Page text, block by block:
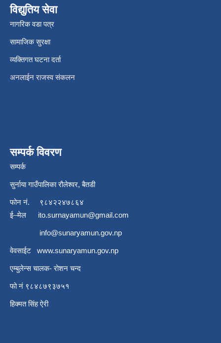
विद्युतिय सेवा
नागरिक वडा पत्र
सामाजिक सुरक्षा
व्यक्तिगत घटना दर्ता
अनलाईन राजस्व संकलन
सम्पर्क विवरण
सम्पर्क
सुर्नाया गाउँपालिका रौलेश्वर, बैतडी
फोन नं.
९८४२२४७८६४
ई–मेल ito.surnayamun@gmail.com
info@sunaryamun.gov.np
वेवसाईट www.sunaryamun.gov.np
एम्बुलेन्स चालक- रोशन चन्द
फो नं ९८४८७९३७५१
हिक्मत सिंह ऐरी